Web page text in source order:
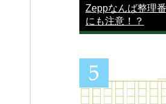
Zeppなんば整理
にも注意！？